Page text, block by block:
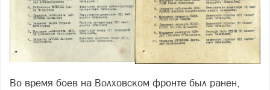
Во время боев на Волховском фронте был ранен,